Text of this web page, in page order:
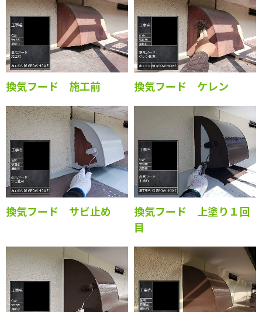
換気フード 施工前 換気フード ケレン
換気フード サビ止め
換気フード 上塗り１回
目